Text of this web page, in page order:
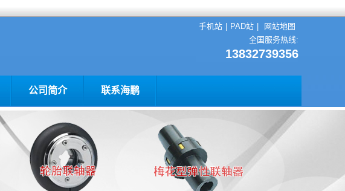
手机站 PAD站
网站地图
全国服务热线:
13832739356
公司简介 联系海鹏